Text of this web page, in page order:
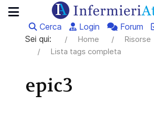
Cerca Login Forum
Sei qui:
Home
Risorse
Lista tags completa
epic3